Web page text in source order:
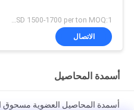
USD 1500-1700 per ton MOQ:1 طن متري
الاتصال
أسمدة المحاصيل